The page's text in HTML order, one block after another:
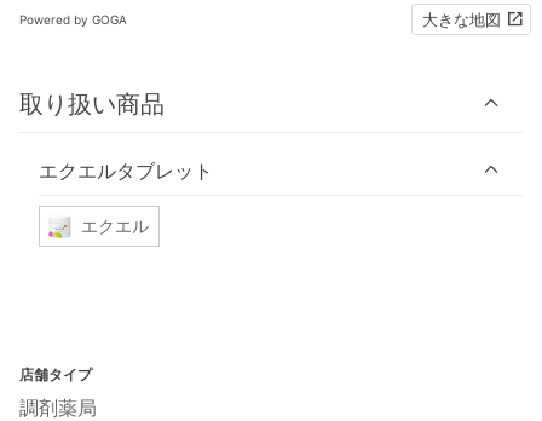
Powered by GOGA 大きな地図
取り扱い商品
エクエルタブレット
エクエル
店舗タイプ
調剤薬局